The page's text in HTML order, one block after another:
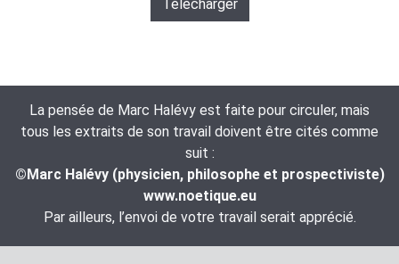
Télécharger
La pensée de Marc Halévy est faite pour circuler, mais
tous les extraits de son travail doivent être cités comme
suit :
©Marc Halévy (physicien, philosophe et prospectiviste)
www.noetique.eu
Par ailleurs, l’envoi de votre travail serait apprécié.